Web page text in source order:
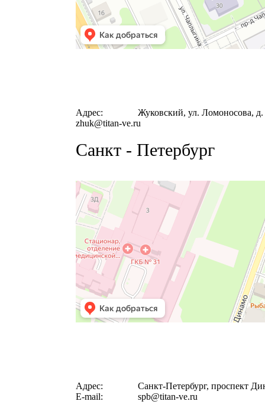
Адрес:
Жуковский, ул. Ломоносова, д.
zhuk@titan‐ve.ru
Санкт - Петербург
Адрес:
Санкт-Петербург, проспект
E-mail:
spb@titan‐ve.ru